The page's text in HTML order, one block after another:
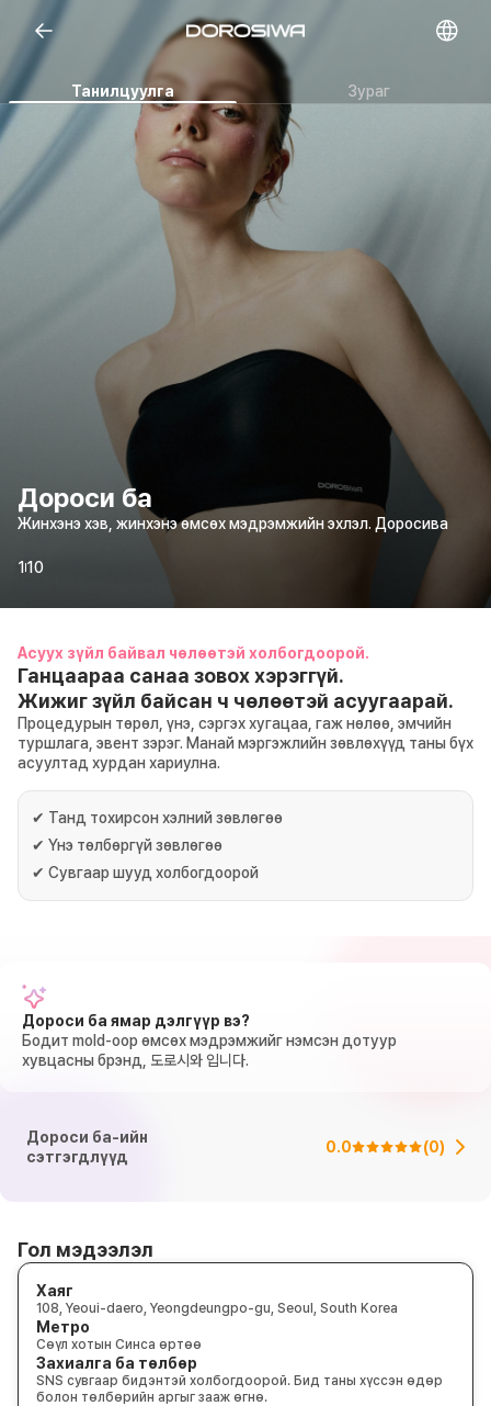
Танилцуулга Зураг
Дороси ба
Жинхэнэ хэв, жинхэнэ өмсөх мэдрэмжийн эхлэл. Доросива
1 10
Асуух зүйл байвал чөлөөтэй холбогдоорой.
Ганцаараа санаа зовох хэрэггүй.
Жижиг зүйл байсан ч чөлөөтэй асуугаарай.
Процедурын төрөл, үнэ, сэргэх хугацаа, гаж нөлөө, эмчийн
туршлага, эвент зэрэг. Манай мэргэжлийн зөвлөхүүд таны бүх
асуултад хурдан хариулна.
✔ Танд тохирсон хэлний зөвлөгөө
✔ Үнэ төлбөргүй зөвлөгөө
✔ Сувгаар шууд холбогдоорой
Дороси ба ямар дэлгүүр вэ?
Бодит mold-оор өмсөх мэдрэмжийг нэмсэн дотуур
хувцасны брэнд, 도로시와 입니다.
Дороси ба-ийн
сэтгэгдлүүд
0.0 (0)
Гол мэдээлэл
Хаяг
108, Yeoui-daero, Yeongdeungpo-gu, Seoul, South Korea
Метро
Сөүл хотын Синса өртөө
Захиалга ба төлбөр
SNS сувгаар бидэнтэй холбогдоорой. Бид таны хүссэн өдөр
болон төлбөрийн аргыг зааж өгнө.